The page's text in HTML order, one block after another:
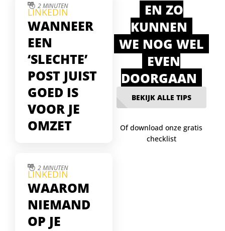
2 MINUTEN
LINKEDIN
WANNEER
EEN
‘SLECHTE’
POST JUIST
GOED IS
VOOR JE
OMZET
reacties. Maar juist die
stille posts blijken
gelezen te worden
door je echte
doelgroep. In deze tip
ontdek je waarom
2 MINUTEN
LINKEDIN
WAAROM
NIEMAND
OP JE
EN ZO
KUNNEN
WE NOG WEL
EVEN
DOORGAAN
BEKIJK ALLE TIPS
Of download onze gratis
checklist